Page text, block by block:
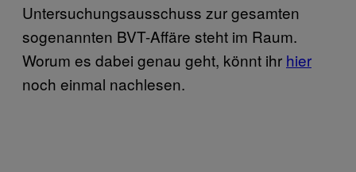
Untersuchungsausschuss zur gesamten
sogenannten BVT-Affäre steht im Raum.
Worum es dabei genau geht, könnt ihr hier
noch einmal nachlesen.